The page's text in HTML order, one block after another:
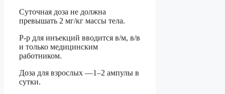
Суточная доза не должна
превышать 2 мг/кг массы тела.
Р-р для инъекций вводится в/м, в/в
и только медицинским
работником.
Доза для взрослых —1–2 ампулы в
сутки.